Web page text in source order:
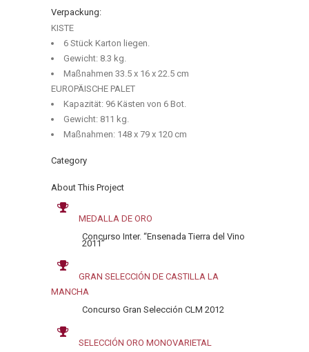
Verpackung:
KISTE
6 Stück Karton liegen.
Gewicht: 8.3 kg.
Maßnahmen 33.5 x 16 x 22.5 cm
EUROPÄISCHE PALET
Kapazität: 96 Kästen von 6 Bot.
Gewicht: 811 kg.
Maßnahmen: 148 x 79 x 120 cm
Category
About This Project
MEDALLA DE ORO
Concurso Inter. “Ensenada Tierra del Vino
2011”
GRAN SELECCIÓN DE CASTILLA LA
MANCHA
Concurso Gran Selección CLM 2012
SELECCIÓN ORO MONOVARIETAL